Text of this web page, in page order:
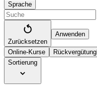
Sprache
Zurücksetzen
Anwenden
Online-Kurse Rückvergütung
Sortierung